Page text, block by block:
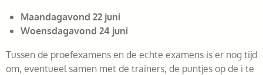
Maandagavond 22 juni
Woensdagavond 24 juni
Tussen de proefexamens en de echte examens is er nog tijd
om, eventueel samen met de trainers, de puntjes op de i te